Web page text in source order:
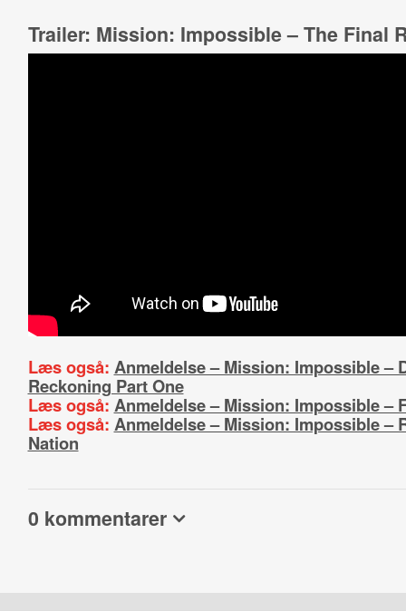
Trailer: Mission: Impossible – The Final
Læs også: Anmeldelse – Mission: Impossible –
Reckoning Part One
Læs også: Anmeldelse – Mission: Impossible –
Læs også: Anmeldelse – Mission: Impossible –
Nation
0 kommentarer